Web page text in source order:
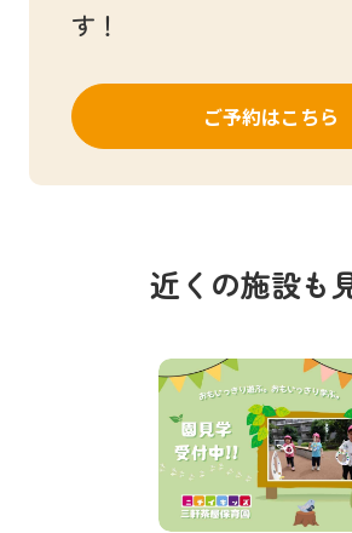
す！
ご予約はこちら
近くの施設も